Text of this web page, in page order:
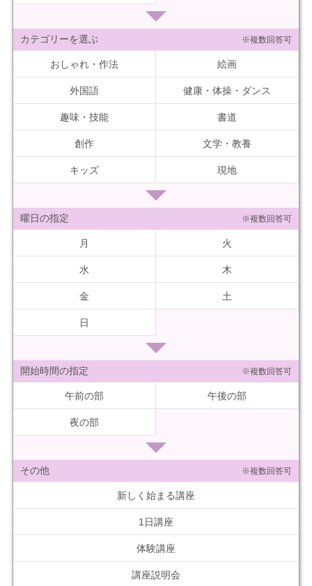
カテゴリーを選ぶ ※複数回答可
おしゃれ・作法 絵画
外国語 健康・体操・ダンス
趣味・技能 書道
創作 文学・教養
キッズ 現地
曜日の指定 ※複数回答可
月 火
水 木
金 土
日
開始時間の指定 ※複数回答可
午前の部 午後の部
夜の部
その他 ※複数回答可
新しく始まる講座
1日講座
体験講座
講座説明会